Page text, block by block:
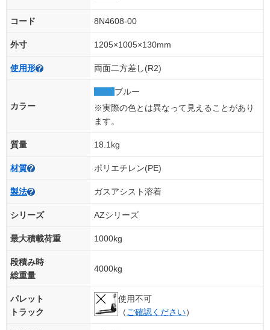
コード 8N4608-00
外寸 1205×1005×130mm
使用形 両面二方差し(R2)
カラー
ブルー
※実際の色とは異なって見えることがあり
ます。
質量 18.1kg
材質 ポリエチレン(PE)
製法 ガスアシスト溶着
シリーズ AZシリーズ
最大積載荷重 1000kg
段積み時
総重量
4000kg
パレット
トラック
使用不可
（ ご確認ください）